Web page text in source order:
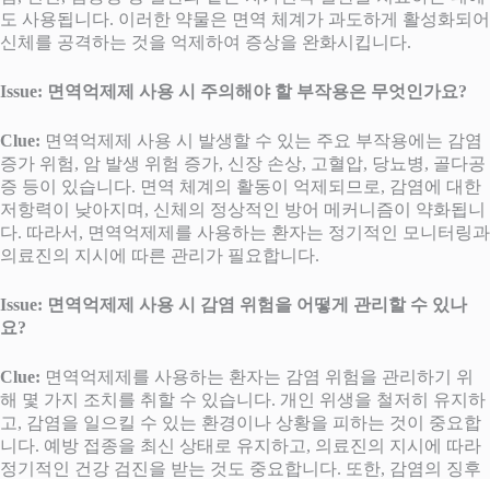
도 사용됩니다. 이러한 약물은 면역 체계가 과도하게 활성화되어
신체를 공격하는 것을 억제하여 증상을 완화시킵니다.
Issue: 면역억제제 사용 시 주의해야 할 부작용은 무엇인가요?
Clue: 면역억제제 사용 시 발생할 수 있는 주요 부작용에는 감염
증가 위험, 암 발생 위험 증가, 신장 손상, 고혈압, 당뇨병, 골다공
증 등이 있습니다. 면역 체계의 활동이 억제되므로, 감염에 대한
저항력이 낮아지며, 신체의 정상적인 방어 메커니즘이 약화됩니
다. 따라서, 면역억제제를 사용하는 환자는 정기적인 모니터링과
의료진의 지시에 따른 관리가 필요합니다.
Issue: 면역억제제 사용 시 감염 위험을 어떻게 관리할 수 있나
요?
Clue: 면역억제제를 사용하는 환자는 감염 위험을 관리하기 위
해 몇 가지 조치를 취할 수 있습니다. 개인 위생을 철저히 유지하
고, 감염을 일으킬 수 있는 환경이나 상황을 피하는 것이 중요합
니다. 예방 접종을 최신 상태로 유지하고, 의료진의 지시에 따라
정기적인 건강 검진을 받는 것도 중요합니다. 또한, 감염의 징후